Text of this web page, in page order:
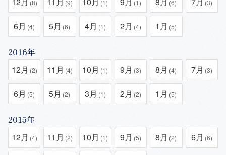
(8) (9) (1) (1) (6) (3)
6月 (4) 5月 (6) 4月 (1) 2月 (4) 1月 (5)
2016年
12月 (2) 11月 (4) 10月 (1) 9月 (3) 8月 (4) 7月 (3)
6月 (5) 5月 (2) 3月 (1) 2月 (2) 1月 (5)
2015年
12月 (4) 11月 (2) 10月 (1) 9月 (5) 8月 (2) 6月 (6)